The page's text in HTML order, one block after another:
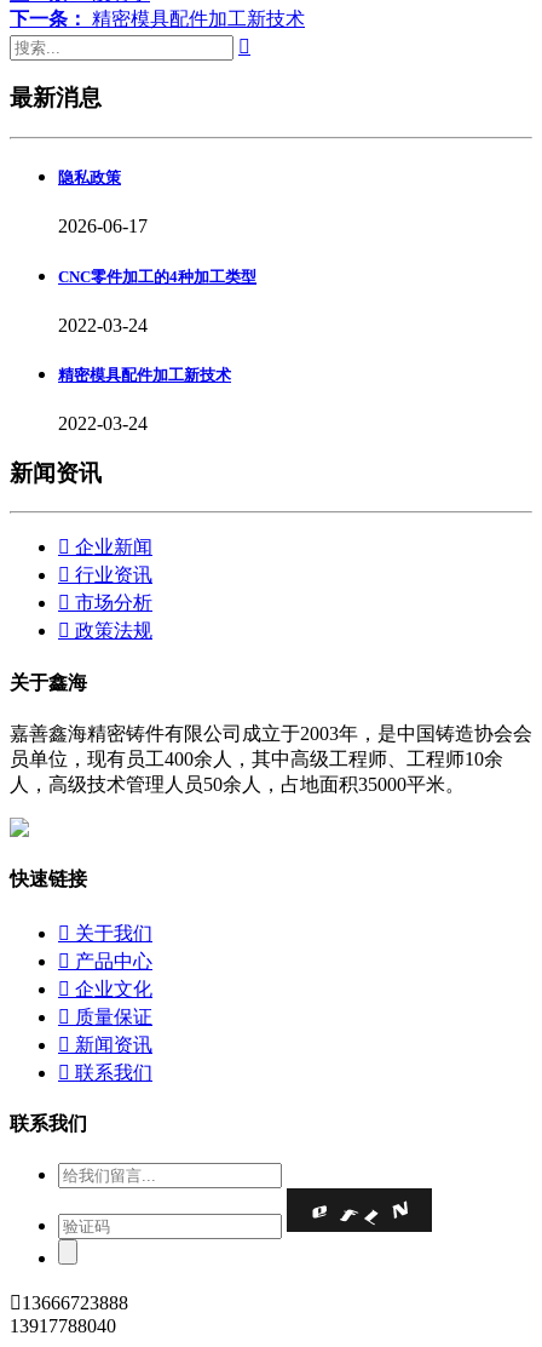
下一条： 精密模具配件加工新技术

最新消息
隐私政策
2026-06-17
CNC零件加工的4种加工类型
2022-03-24
精密模具配件加工新技术
2022-03-24
新闻资讯
 企业新闻
 行业资讯
 市场分析
 政策法规
关于鑫海
嘉善鑫海精密铸件有限公司成立于2003年，是中国铸造协会会
员单位，现有员工400余人，其中高级工程师、工程师10余
人，高级技术管理人员50余人，占地面积35000平米。
快速链接
 关于我们
 产品中心
 企业文化
 质量保证
 新闻资讯
 联系我们
联系我们
13666723888
13917788040